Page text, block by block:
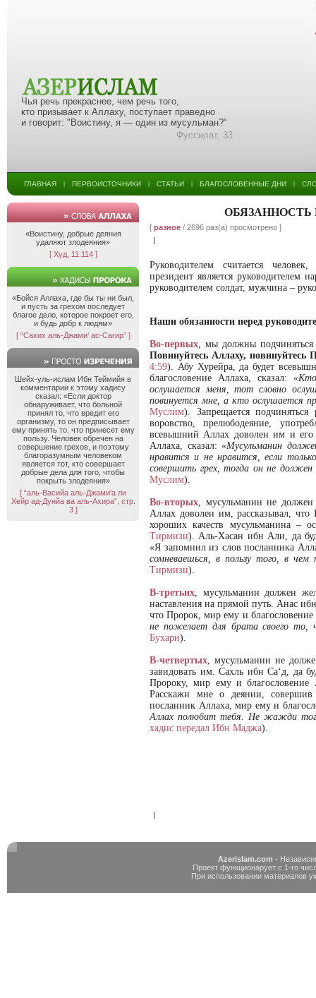
Чья речь прекраснее, чем речь того,
кто призывает к Аллаху, поступает праведно
и говорит: "Воистину, я — один из мусульман?"
Фуссилат, 33
ГЛАВНАЯ ПЕРВОИСТОЧНИКИ СТАТЬИ БЛАГОСЛОВЕННЫЕ ДНИ
«Воистину, добрые деяния
удаляют злодеяния»
[ Худ, 11:114 ]
«Бойся Аллаха, где бы ты ни был,
и пусть за грехом последует
благое дело, которое покроет его,
и будь добр к людям»
[ “Сахих аль-Джами‘ ас-Сагир” ]
Шейх-уль-ислам Ибн Теймийя в
комментарии к этому хадису
сказал: «Если доктор
обнаруживает, что больной
принял то, что вредит его
организму, то он предписывает
ему принять то, что принесет ему
пользу. Человек обречен на
совершение грехов, и поэтому
благоразумным человеком
является тот, кто совершает
добрые дела для того, чтобы
покрыть злодеяния»
[ “аль-Васийа аль-Джами‘а ли
Хейр ад-Дунйа ва аль-Ахира”, стр.
3 ]
ОБЯЗАННОСТЬ
[ разное / 2696 раз(а) просмотрено ]
|
Руководителем считается
президент является руководителем
руководителем солдат, мужчина –
Наши обязанности перед
Во-первых, мы должны
Повинуйтесь Аллаху,
4:59). Абу Хурейра, да будет
благословение Аллаха, сказал:
ослушается меня, тот словно
повинуется мне, а кто ослушается
Муслим). Запрещается
воровство, прелюбодеяние,
всевышний Аллах доволен им и его
Аллаха, сказал:«Мусульманин
нравится и не нравится, если
совершить грех, тогда он не
Муслим).
Во-вторых, мусульманин не
Аллах доволен им, рассказывал,
хороших качеств мусульманина –
Тирмизи). Аль-Хасан ибн Али, да
«Я запомнил из слов посланника
сомневаешься, в пользу того, в чем
Тирмизи).
В-третьих, мусульманин должен
наставления на прямой путь. Анас
что Пророк, мир ему и
не пожелает для брата своего то,
Бухари).
В-четвертых, мусульманин не
завидовать им. Сахль ибн Са‘д, да
Пророку, мир ему и
Расскажи мне о деянии,
посланник Аллаха, мир ему и
Аллах полюбит тебя. Не жажди
хадис передал Ибн Маджа).
|
Azerislam.com -
Проект функционарует с 1-го
При использовании материалов